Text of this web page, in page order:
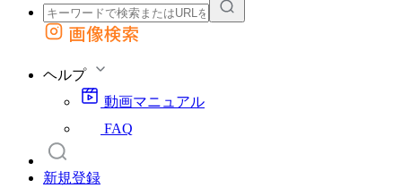
外部サイトの商品をカートに追加
画像検索
ヘルプ
動画マニュアル
FAQ
新規登録